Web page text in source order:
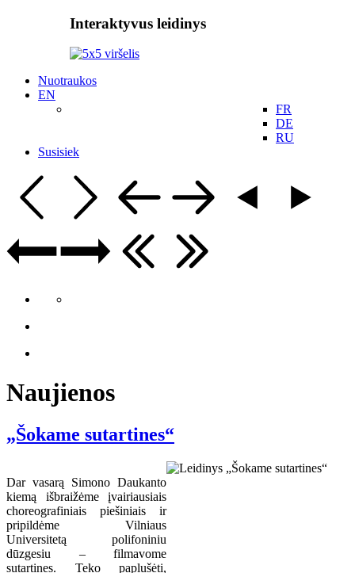
Interaktyvus leidinys
Nuotraukos
EN
FR
DE
RU
Susisiek
Naujienos
„Šokame sutartines“
Dar vasarą Simono Daukanto
kiemą išbraižėme įvairiausiais
choreografiniais piešiniais ir
pripildėme Vilniaus
Universitetą polifoniniu
dūzgesiu – filmavome
sutartines. Teko paplušėti,